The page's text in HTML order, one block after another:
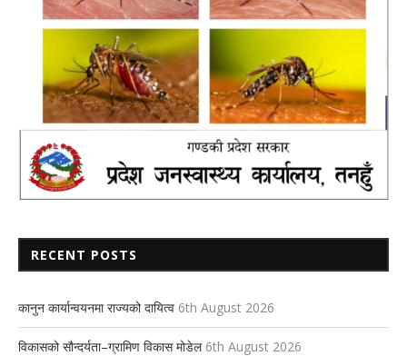
RECENT POSTS
कानुन कार्यान्वयनमा राज्यको दायित्व 6th August 2026
विकासको सौन्दर्यता–ग्रामिण विकास मोडेल 6th August 2026